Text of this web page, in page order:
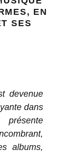
EN
SES
devenue
dans
albums,